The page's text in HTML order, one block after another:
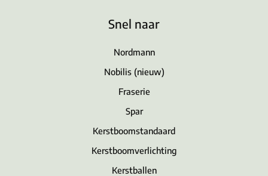
Snel naar
Nordmann
Nobilis (nieuw)
Fraserie
Spar
Kerstboomstandaard
Kerstboomverlichting
Kerstballen